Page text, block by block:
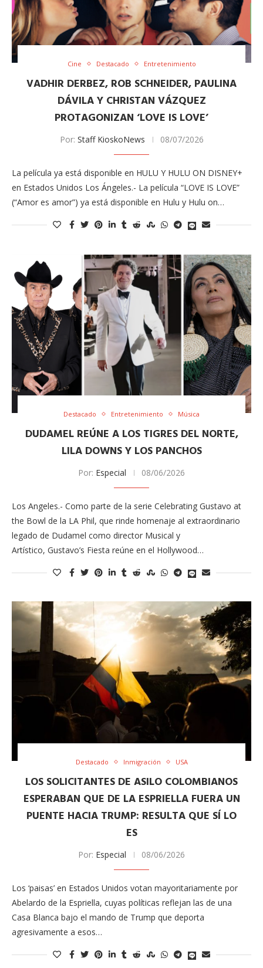
Cine Destacado Entretenimiento
VADHIR DERBEZ, ROB SCHNEIDER, PAULINA
DÁVILA Y CHRISTAN VÁZQUEZ
PROTAGONIZAN ‘LOVE IS LOVE’
Por: Staff KioskoNews 08/07/2026
La película ya está disponible en HULU Y HULU ON DISNEY+
en Estados Unidos Los Ángeles.- La película “LOVE IS LOVE”
(“Amor es amor”) ya está disponible en Hulu y Hulu on…
Destacado Entretenimiento Música
DUDAMEL REÚNE A LOS TIGRES DEL NORTE,
LILA DOWNS Y LOS PANCHOS
Por: Especial 08/06/2026
Los Angeles.- Como parte de la serie Celebrating Gustavo at
the Bowl de la LA Phil, que rinde homenaje al extraordinario
legado de Dudamel como director Musical y
Artístico, Gustavo’s Fiesta reúne en el Hollywood…
Destacado Inmigración USA
LOS SOLICITANTES DE ASILO COLOMBIANOS
ESPERABAN QUE DE LA ESPRIELLA FUERA UN
PUENTE HACIA TRUMP: RESULTA QUE SÍ LO
ES
Por: Especial 08/06/2026
Los ‘paisas’ en Estados Unidos votan mayoritariamente por
Abelardo de la Espriella, cuyas políticas reflejan las de una
Casa Blanca bajo el mando de Trump que deporta
agresivamente a esos…